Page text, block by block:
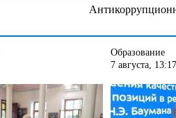
Образование
7 августа, 13:17